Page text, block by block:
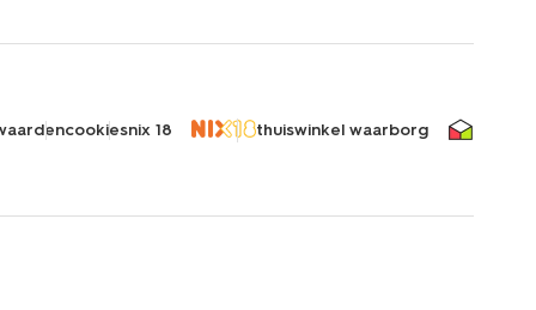
cookiesnix 18 thuiswinkel waarborg